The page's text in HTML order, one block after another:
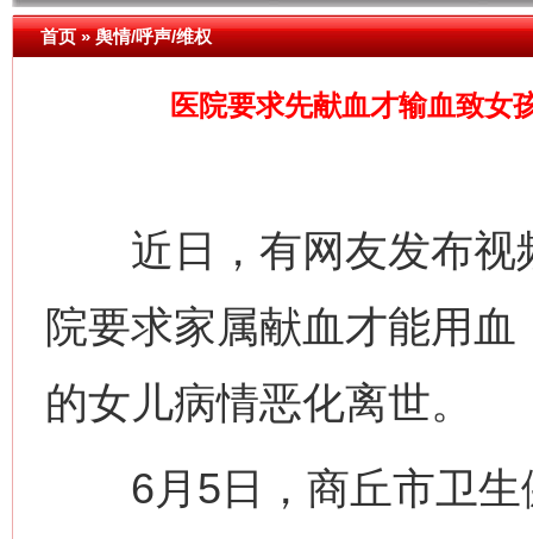
首页»舆情/呼声/维权
医院要求先献血才输血致女
近日，有网友发布视
院要求家属献血才能用
的女儿病情恶化离世。
6月5日，商丘市卫生